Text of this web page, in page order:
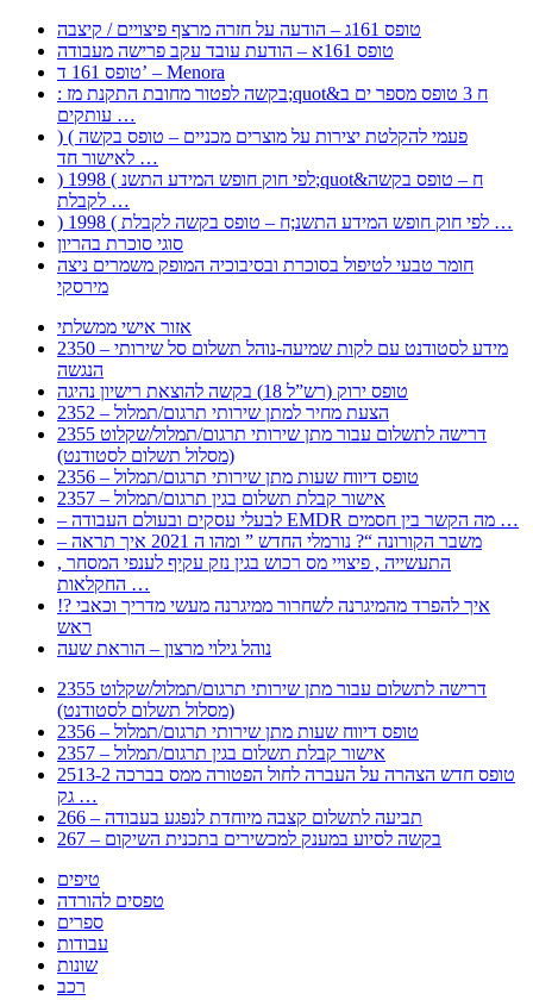
טופס 161ג – הודעה על חזרה מרצף פיצויים / קיצבה
טופס 161א – הודעת עובד עקב פרישה מעבודה
טופס 161 ד’ – Menora
: בקשה לפטור מחובת התקנת מז;quot&ח 3 טופס מספר ים ב
עותקים …
) ( פעמי להקלטת יצירות על מוצרים מכניים – טופס בקשה
לאישור חד …
) 1998 ( לפי חוק חופש המידע התשנ;quot&ח – טופס בקשה
לקבלת …
) 1998 ( לפי חוק חופש המידע התשנ;ח – טופס בקשה לקבלת …
סוגי סוכרת בהריון
חומר טבעי לטיפול בסוכרת ובסיבוכיה המופק משמרים ניצה
מירסקי
אזור אישי ממשלתי
2350 – מידע לסטודנט עם לקות שמיעה-נוהל תשלום סל שירותי
הנגשה
טופס ירוק (רש”ל 18) בקשה להוצאת רישיון נהיגה
2352 – הצעת מחיר למתן שירותי תרגום/תמלול
2355 דרישה לתשלום עבור מתן שירותי תרגום/תמלול/שקלוט
(מסלול תשלום לסטודנט)
2356 – טופס דיווח שעות מתן שירותי תרגום/תמלול
2357 – אישור קבלת תשלום בגין תרגום/תמלול
– לבעלי עסקים ובעולם העבודה EMDR מה הקשר בין חסמים …
– משבר הקורונה “? נורמלי החדש ” ומהו ה 2021 איך תראה
, התעשייה , פיצויי מס רכוש בגין נזק עקיף לענפי המסחר
החקלאות …
!? איך להפרד מהמיגרנה לשחרור ממיגרנה מעשי מדריך וכאבי
ראש
נוהל גילוי מרצון – הוראת שעה
2355 דרישה לתשלום עבור מתן שירותי תרגום/תמלול/שקלוט
(מסלול תשלום לסטודנט)
2356 – טופס דיווח שעות מתן שירותי תרגום/תמלול
2357 – אישור קבלת תשלום בגין תרגום/תמלול
2513-2 טופס חדש הצהרה על העברה לחול הפטורה ממס בברכה
גק …
266 – תביעה לתשלום קצבה מיוחדת לנפגע בעבודה
267 – בקשה לסיוע במענק למכשירים בתכנית השיקום
טיפים
טפסים להורדה
ספרים
עבודות
שונות
רכב